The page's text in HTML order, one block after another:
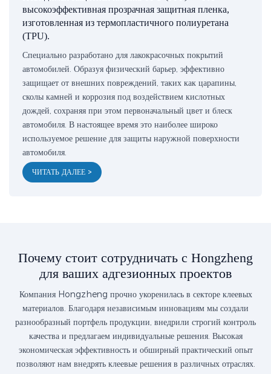
высокоэффективная прозрачная защитная пленка,
изготовленная из термопластичного полиуретана
(TPU).
Специально разработано для лакокрасочных покрытий
автомобилей. Образуя физический барьер, эффективно
защищает от внешних повреждений, таких как царапины,
сколы камней и коррозия под воздействием кислотных
дождей, сохраняя при этом первоначальный цвет и блеск
автомобиля. В настоящее время это наиболее широко
используемое решение для защиты наружной поверхности
автомобиля.
ЧИТАТЬ ДАЛЕЕ >
Почему стоит сотрудничать с Hongzheng
для ваших адгезионных проектов
Компания Hongzheng прочно укоренилась в секторе клеевых
материалов. Благодаря независимым инновациям мы создали
разнообразный портфель продукции, внедрили строгий контроль
качества и предлагаем индивидуальные решения. Высокая
экономическая эффективность и обширный практический опыт
позволяют нам внедрять клеевые решения в различных отраслях.